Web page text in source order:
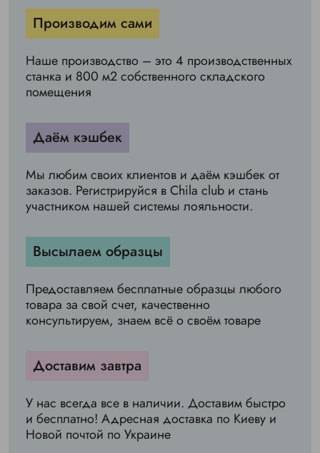
Производим сами
Наше производство – это 4 производственных
станка и 800 м2 собственного складского
помещения
Даём кэшбек
Мы любим своих клиентов и даём кэшбек от
заказов. Регистрируйся в Chila club и стань
участником нашей системы лояльности.
Высылаем образцы
Предоставляем бесплатные образцы любого
товара за свой счет, качественно
консультируем, знаем всё о своём товаре
Доставим завтра
У нас всегда все в наличии. Доставим быстро
и бесплатно! Адресная доставка по Киеву и
Новой почтой по Украине